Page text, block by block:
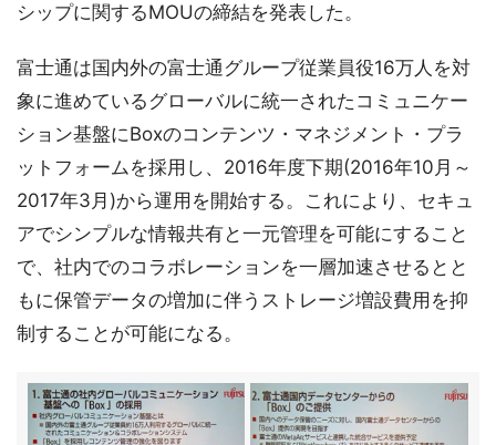
シップに関するMOUの締結を発表した。
富士通は国内外の富士通グループ従業員役16万人を対
象に進めているグローバルに統一されたコミュニケー
ション基盤にBoxのコンテンツ・マネジメント・プラ
ットフォームを採用し、2016年度下期(2016年10月～
2017年3月)から運用を開始する。これにより、セキュ
アでシンプルな情報共有と一元管理を可能にすること
で、社内でのコラボレーションを一層加速させるとと
もに保管データの増加に伴うストレージ増設費用を抑
制することが可能になる。